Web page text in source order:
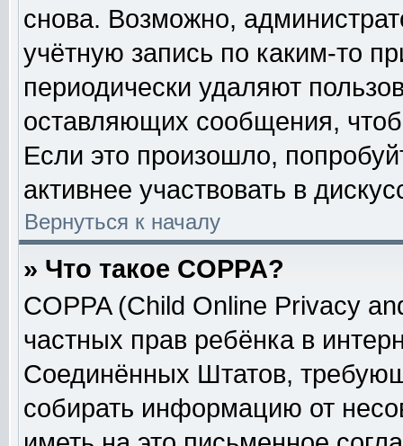
снова. Возможно,
учётную запись по каким-то
периодически удаляют
оставляющих сообщения,
Если это произошло,
активнее участвовать в
Вернуться к началу
» Что такое COPPA?
COPPA (Child Online Privacy
частных прав ребёнка в
Соединённых Штатов,
собирать информацию от